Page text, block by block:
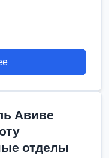
Авиве
отделы